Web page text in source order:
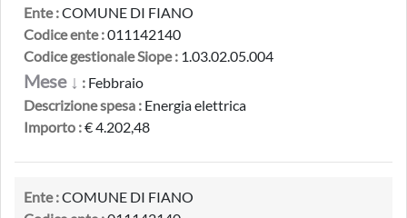
Ente :COMUNE DI FIANO
Codice ente :011142140
Codice gestionale Siope : 1.03.02.05.004
Mese ↓ : Febbraio
Descrizione spesa : Energia elettrica
Importo :€ 4.202,48
Ente :COMUNE DI FIANO